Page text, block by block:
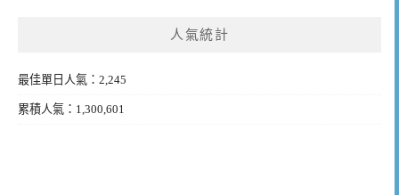
人氣統計
最佳單日人氣：2,245
累積人氣：1,300,601